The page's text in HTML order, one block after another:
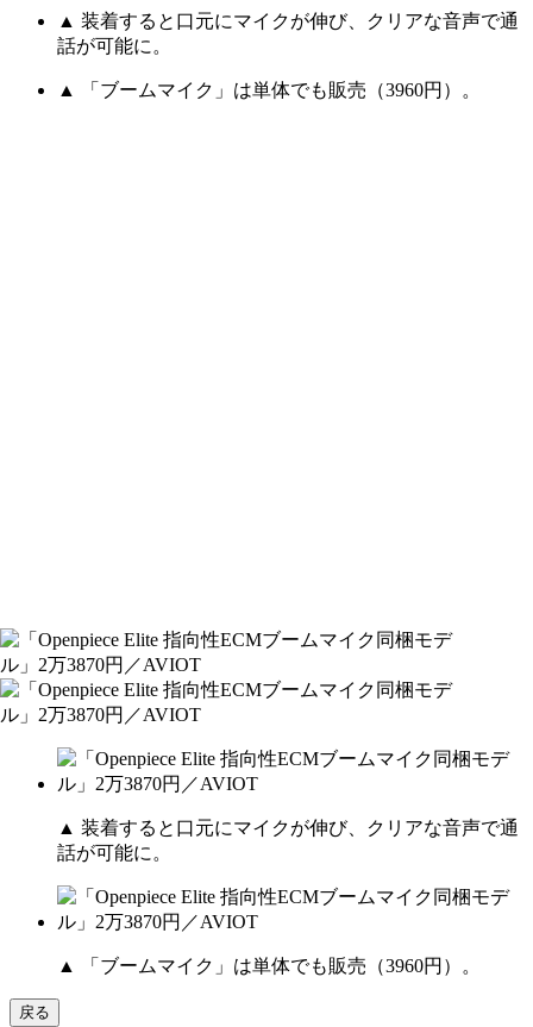
▲ 装着すると口元にマイクが伸び、クリアな音声で通
話が可能に。
▲ 「ブームマイク」は単体でも販売（3960円）。
▲ 装着すると口元にマイクが伸び、クリアな音声で通
話が可能に。
▲ 「ブームマイク」は単体でも販売（3960円）。
戻る